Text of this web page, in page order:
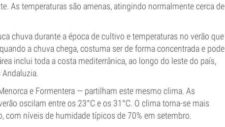
As temperaturas são amenas, atingindo normalmente cerca de
chuva durante a época de cultivo e temperaturas no verão que
a chuva chega, costuma ser de forma concentrada e pode
inclui toda a costa mediterrânica, ao longo do leste do país,
e Formentera — partilham este mesmo clima. As
oscilam entre os 23°C e os 31°C. O clima torna-se mais
com níveis de humidade típicos de 70% em setembro.